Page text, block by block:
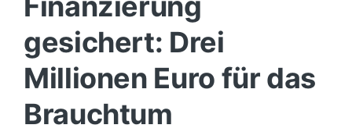
gesichert: Drei
Millionen Euro für das
Brauchtum